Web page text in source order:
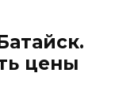
цены